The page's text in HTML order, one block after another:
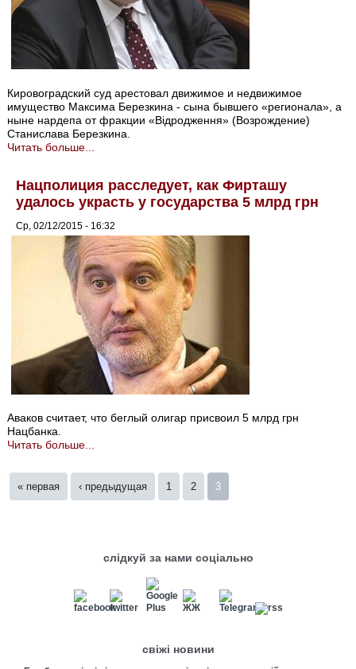
Кировоградский суд арестовал движимое и недвижимое
имущество Максима Березкина - сына бывшего «регионала», а
ныне нардепа от фракции «Відродження» (Возрождение)
Станислава Березкина.
Читать больше...
Нацполиция расследует, как Фирташу
удалось украсть у государства 5 млрд грн
Ср, 02/12/2015 - 16:32
Аваков считает, что беглый олигар присвоил 5 млрд грн
Нацбанка.
Читать больше...
Страницы
« первая ‹ предыдущая 1 2 3
слідкуй за нами соціально
свіжі новини